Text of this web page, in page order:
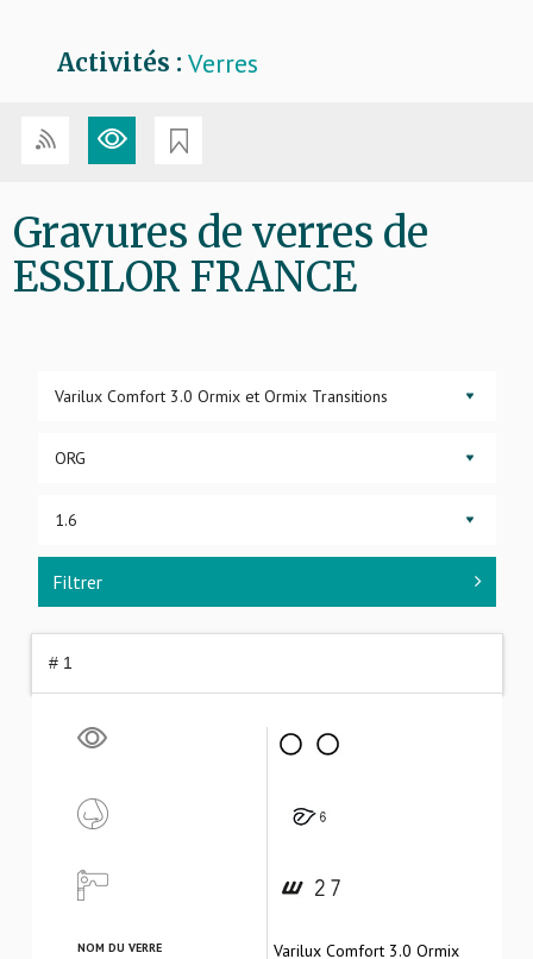
Activités : Verres
Gravures de verres de
ESSILOR FRANCE
Filtrer
# 1
NOM DU VERRE
Varilux Comfort 3.0 Ormix